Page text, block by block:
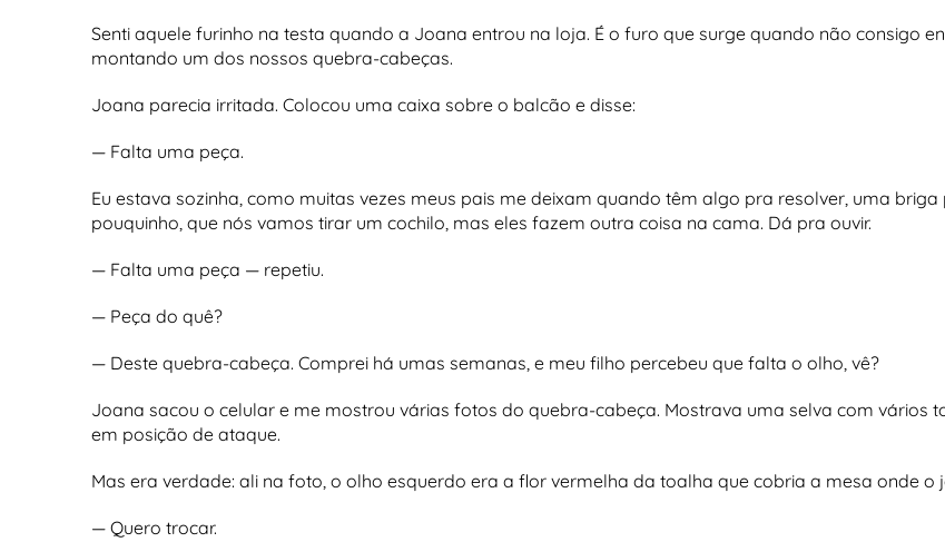
Senti aquele furinho na testa quando a Joana entrou na loja. É o furo que surge quando não consigo
montando um dos nossos quebra-cabeças.
Joana parecia irritada. Colocou uma caixa sobre o balcão e disse:
— Falta uma peça.
Eu estava sozinha, como muitas vezes meus pais me deixam quando têm algo pra resolver, uma
pouquinho, que nós vamos tirar um cochilo, mas eles fazem outra coisa na cama. Dá pra ouvir.
— Falta uma peça — repetiu.
— Peça do quê?
— Deste quebra-cabeça. Comprei há umas semanas, e meu filho percebeu que falta o olho, vê?
Joana sacou o celular e me mostrou várias fotos do quebra-cabeça. Mostrava uma selva com vários
em posição de ataque.
Mas era verdade: ali na foto, o olho esquerdo era a flor vermelha da toalha que cobria a mesa onde o
— Quero trocar.